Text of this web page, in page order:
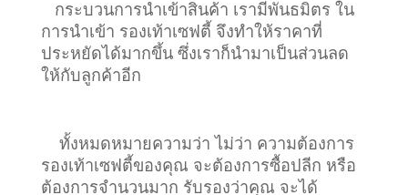
กระบวนการนำเข้าสินค้า เรามีพันธมิตร ใน
การนำเข้า รองเท้าเซฟตี้ จึงทำให้ราคาที่
ประหยัดได้มากขึ้น ซึ่งเราก็นำมาเป็นส่วนลด
ให้กับลูกค้าอีก
ทั้งหมดหมายความว่า ไม่ว่า ความต้องการ
รองเท้าเซฟตี้ของคุณ จะต้องการซื้อปลีก หรือ
ต้องการจำนวนมาก รับรองว่าคุณ จะได้